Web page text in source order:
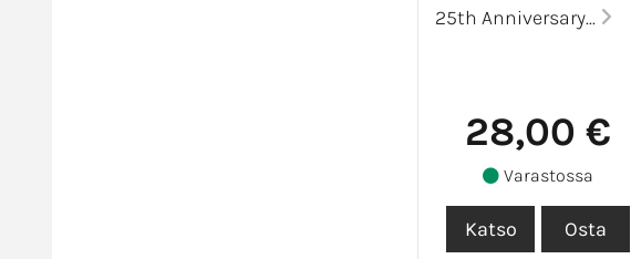
25th Anniversary...
28,00 €
Varastossa